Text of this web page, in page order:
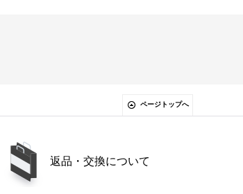
ページトップへ
返品・交換について